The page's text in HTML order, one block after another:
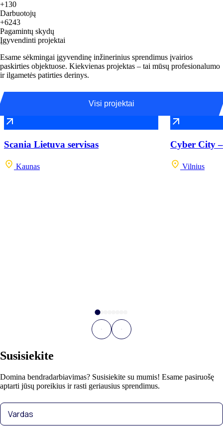
+130
Darbuotojų
+6243
Pagamintų skydų
Įgyvendinti projektai
Esame sėkmingai įgyvendinę inžinerinius sprendimus įvairios
paskirties objektuose. Kiekvienas projektas – tai mūsų profesionalumo
ir ilgametės patirties derinys.
Visi projektai
Scania Lietuva servisas
Kaunas
Cyber City
Vilnius
Susisiekite
Domina bendradarbiavimas? Susisiekite su mumis! Esame pasiruošę
aptarti jūsų poreikius ir rasti geriausius sprendimus.